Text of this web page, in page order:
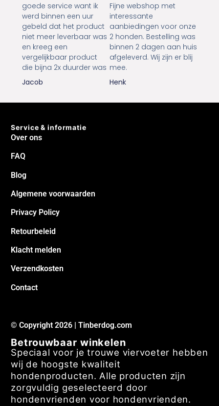
goede service want ik
werd binnen een uur
gebeld dat het product
niet meer leverbaar was
en kreeg een
vergelijkbaar product
die bijna 2x duurder was
Jacob
Fijne webshop met
interessante
aanbiedingen voor onze
2 honden. Bestelling was
binnen 2 dagen aan huis
afgeleverd. Wij zijn er blij
mee.
Henk
Service & informatie
Over ons
FAQ
Blog
Algemene voorwaarden
Privacy Policy
Retourbeleid
Klacht melden
Verzendkosten
Contact
© Copyright 2026 | Tinberdog.com
Betrouwbaar winkelen
Speciaal voor je trouwe viervoeter hebben
wij de hoogste kwaliteit
hondenproducten. Alle producten zijn
zorgvuldig geselecteerd door
hondenvrienden voor hondenvrienden.